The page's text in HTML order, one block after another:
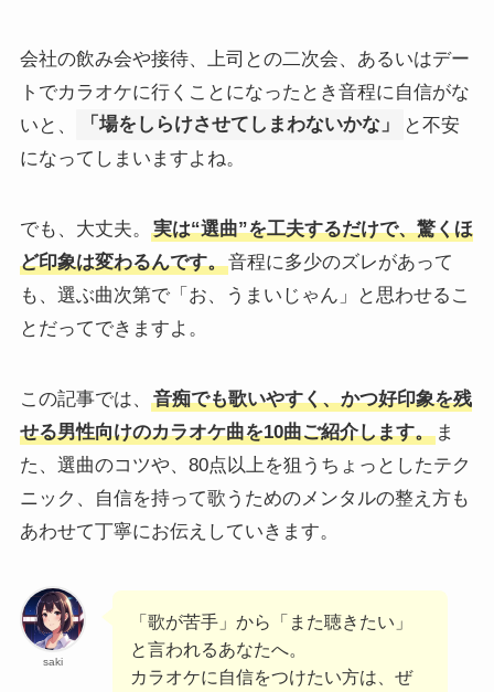
会社の飲み会や接待、上司との二次会、あるいはデー
トでカラオケに行くことになったとき音程に自信がな
いと、
「場をしらけさせてしまわないかな」
と不安
になってしまいますよね。
でも、大丈夫。
実は“選曲”を工夫するだけで、驚くほ
ど印象は変わるんです。音程に多少のズレがあって
も、選ぶ曲次第で「お、うまいじゃん」と思わせるこ
とだってできますよ。
この記事では、
音痴でも歌いやすく、かつ好印象を残
せる男性向けのカラオケ曲を10曲ご紹介します。ま
た、選曲のコツや、80点以上を狙うちょっとしたテク
ニック、自信を持って歌うためのメンタルの整え方も
あわせて丁寧にお伝えしていきます。
saki
「歌が苦手」から「また聴きたい」
と言われるあなたへ。
カラオケに自信をつけたい方は、ぜ